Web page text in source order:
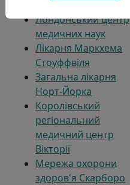
Лондонський центр
медичних наук
Лікарня Маркхема
Стоуффвіля
Загальна лікарня
Норт-Йорка
Королівський
регіональний
медичний центр
Вікторії
Мережа охорони
здоров'я Скарборо